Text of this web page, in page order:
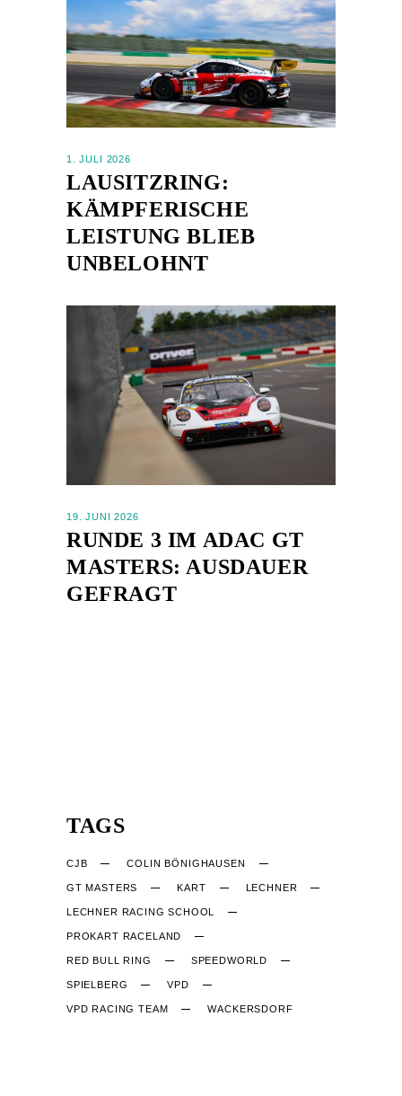
1. JULI 2026
LAUSITZRING:
KÄMPFERISCHE
LEISTUNG BLIEB
UNBELOHNT
19. JUNI 2026
RUNDE 3 IM ADAC GT
MASTERS: AUSDAUER
GEFRAGT
TAGS
CJB COLIN BÖNIGHAUSEN
GT MASTERS KART LECHNER
LECHNER RACING SCHOOL
PROKART RACELAND
RED BULL RING SPEEDWORLD
SPIELBERG VPD
VPD RACING TEAM WACKERSDORF